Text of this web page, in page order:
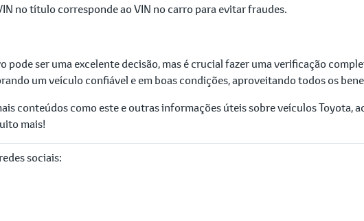
no título corresponde ao VIN no carro para evitar fraudes.
pode ser uma excelente decisão, mas é crucial fazer uma verificação
um veículo confiável e em boas condições, aproveitando todos os
conteúdos como este e outras informações úteis sobre veículos Toyota,
mais!
sociais: